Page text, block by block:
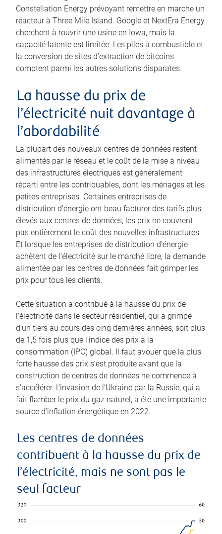
Constellation Energy prévoyant remettre en marche un
réacteur à Three Mile Island. Google et NextEra Energy
cherchent à rouvrir une usine en Iowa, mais la
capacité latente est limitée. Les piles à combustible et
la conversion de sites d’extraction de bitcoins
comptent parmi les autres solutions disparates.
La hausse du prix de
l’électricité nuit davantage à
l’abordabilité
La plupart des nouveaux centres de données restent
alimentés par le réseau et le coût de la mise à niveau
des infrastructures électriques est généralement
réparti entre les contribuables, dont les ménages et les
petites entreprises. Certaines entreprises de
distribution d’énergie ont beau facturer des tarifs plus
élevés aux centres de données, les prix ne couvrent
pas entièrement le coût des nouvelles infrastructures.
Et lorsque les entreprises de distribution d’énergie
achètent de l’électricité sur le marché libre, la demande
alimentée par les centres de données fait grimper les
prix pour tous les clients.
Cette situation a contribué à la hausse du prix de
l’électricité dans le secteur résidentiel, qui a grimpé
d’un tiers au cours des cinq dernières années, soit plus
de 1,5 fois plus que l’indice des prix à la
consommation (IPC) global. Il faut avouer que la plus
forte hausse des prix s’est produite avant que la
construction de centres de données ne commence à
s’accélérer. L’invasion de l’Ukraine par la Russie, qui a
fait flamber le prix du gaz naturel, a été une importante
source d’inflation énergétique en 2022.
Les centres de données
contribuent à la hausse du prix de
l’électricité, mais ne sont pas le
seul facteur